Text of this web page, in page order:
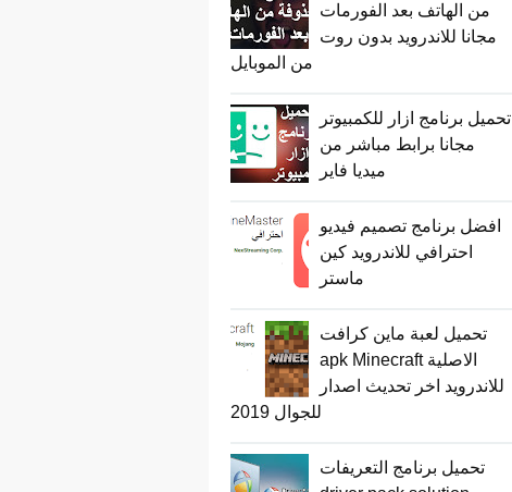
من الهاتف بعد الفورمات
مجانا للاندرويد بدون روت
من الموبايل
تحميل برنامج ازار للكمبيوتر
مجانا برابط مباشر من
ميديا فاير
افضل برنامج تصميم فيديو
احترافي للاندرويد كين
ماستر
تحميل لعبة ماين كرافت
apk Minecraft الاصلية
للاندرويد اخر تحديث اصدار
للجوال 2019
تحميل برنامج التعريفات